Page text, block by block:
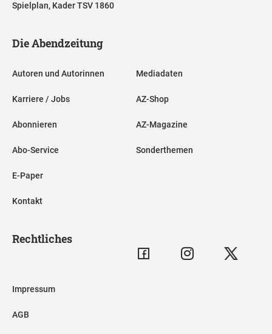
Spielplan, Kader TSV 1860
Die Abendzeitung
Autoren und Autorinnen
Karriere / Jobs
Abonnieren
Abo-Service
E-Paper
Kontakt
Mediadaten
AZ-Shop
AZ-Magazine
Sonderthemen
Rechtliches
Impressum
AGB